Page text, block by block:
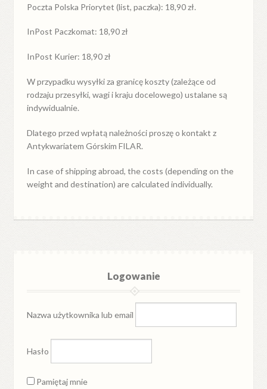
Poczta Polska Priorytet (list, paczka): 18,90 zł.
InPost Paczkomat: 18,90 zł
InPost Kurier: 18,90 zł
W przypadkuwysyłkiza granicękoszty (zależące od
rodzaju przesyłki, wagi i kraju docelowego) ustalane są
indywidualnie.
Dlatego przed wpłatą należności proszę o kontakt z
Antykwariatem Górskim FILAR.
In case of shipping abroad, the costs (depending on the
weight and destination) are calculated individually.
Logowanie
Nazwa użytkownika lub email
Hasło
Pamiętaj mnie